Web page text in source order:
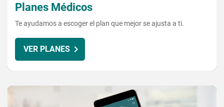
Planes Médicos
Te ayudamos a escoger el plan que mejor se ajusta a ti.
VER PLANES